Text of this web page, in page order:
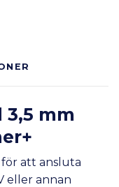
mm
för att ansluta
eller annan